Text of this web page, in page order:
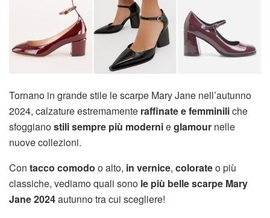
Tornano in grande stile le scarpe Mary Jane nell’autunno
2024, calzature estremamente raffinate e femminiliche
sfoggianostili sempre più modernieglamour nelle
nuove collezioni.
Con tacco comodo o alto, in vernice, colorateo più
classiche, vediamo quali sono le più belle scarpe Mary
Jane2024autunno tra cui scegliere!